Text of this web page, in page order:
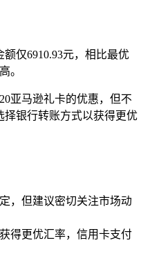
额仅6910.93元，相比最优
。
亚马逊礼卡的优惠，但不
择银行转账方式以获得更优
，但建议密切关注市场动
得更优汇率，信用卡支付